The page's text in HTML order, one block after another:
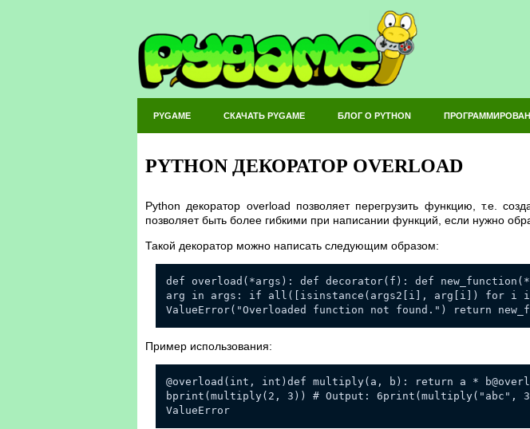
PYGAME СКАЧАТЬ PYGAME БЛОГ О PYTHON
PYTHON ДЕКОРАТОР OVERLOAD
Python декоратор overload позволяет перегрузить функцию, т.е.
позволяет быть более гибкими при написании функций, если нужно
Такой декоратор можно написать следующим образом:
def overload(*args): def decorator(f): def
arg in args: if all([isinstance(args2[i], arg[i]) for i
ValueError("Overloaded function not found.") return
Пример использования:
@overload(int, int)def multiply(a, b): return a *
bprint(multiply(2, 3)) # Output: 6print(multiply("abc",
ValueError